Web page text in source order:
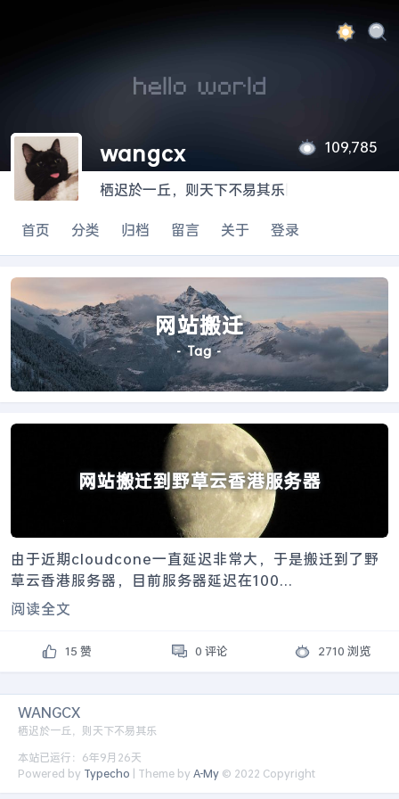
wangcx
栖迟於一丘，则天下不易其乐
109,785
首页 分类 归档 留言 关于 登录
网站搬迁
- Tag -
网站搬迁到野草云香港服务器
由于近期cloudcone一直延迟非常大，于是搬迁到了野
草云香港服务器，目前服务器延迟在100...
阅读全文
15 赞 0 评论 2710 浏览
WANGCX
栖迟於一丘，则天下不易其乐
本站已运行：6年9月26天
Powered by Typecho | Theme by A-My © 2022 Copyright